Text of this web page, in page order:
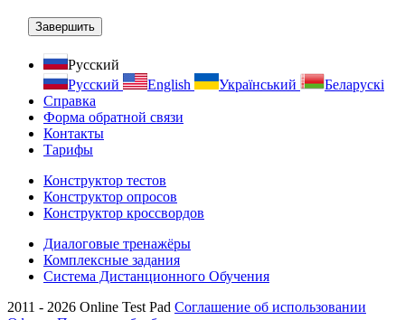
Русский
Русский
English Український
Беларускі
Справка
Форма обратной связи
Контакты
Тарифы
Конструктор тестов
Конструктор опросов
Конструктор кроссвордов
Диалоговые тренажёры
Комплексные задания
Система Дистанционного Обучения
2011 - 2026 Online Test Pad Соглашение об использовании